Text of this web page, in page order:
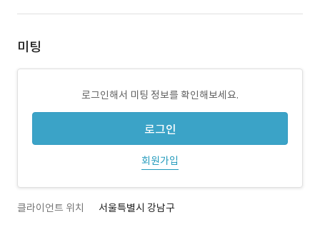
미팅
로그인해서 미팅 정보를 확인해보세요.
로그인
회원가입
클라이언트 위치 서울특별시 강남구